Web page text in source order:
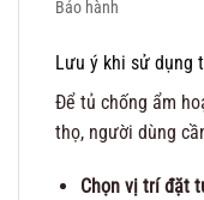
Bảo hành
Lưu ý khi sử dụng
Để tủ chống ẩm
thọ, người dùng
Chọn vị trí đặt